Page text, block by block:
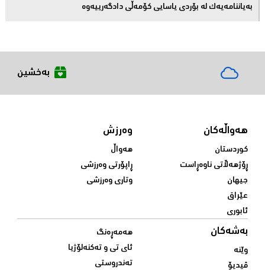
بەیاننامەیەک لە بۆردی یاسایی کۆمەڵی دادگەرییەوە
بەخشین
هەواڵەکان
کوردستان
ڕۆژهەڵاتی ناوەڕاست
جیهان
عێراق
ئابوری
وەرزش
هەواڵ
ڕاپۆرتی وەرزشی
وتاری وەرزشی
بەشەکان
وێنە
ڤیدیۆ
هەمەڕەنگ
ئای تی و تەکنەلۆژیا
تەندروستی